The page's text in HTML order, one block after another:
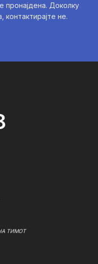
пронајдена. Доколку
не.
ТИМОТ